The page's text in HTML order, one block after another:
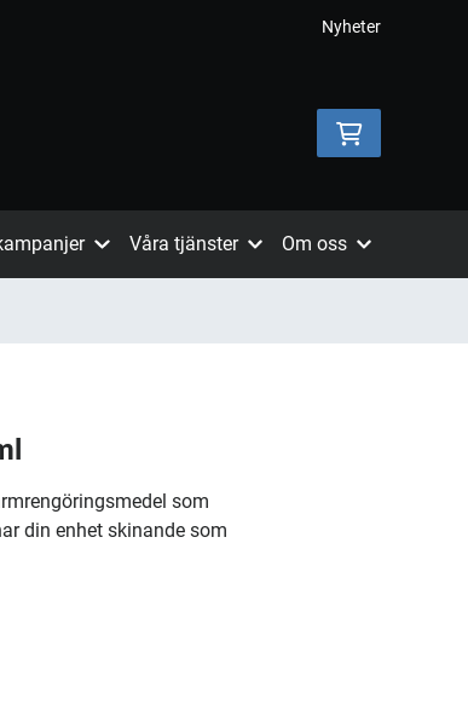
Nyheter
Våra tjänster Om oss
som
din enhet skinande som